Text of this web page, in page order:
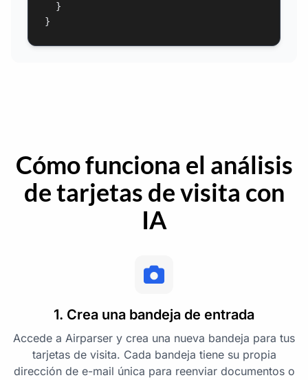
  }
}
Cómo funciona el análisis
de tarjetas de visita con
IA
1. Crea una bandeja de entrada
Accede a Airparser y crea una nueva bandeja para tus
tarjetas de visita. Cada bandeja tiene su propia
dirección de e-mail única para reenviar documentos o